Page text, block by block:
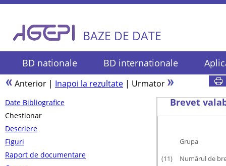
BAZE DE DATE
BD nationale BD internationale
Anterior | Inapoi la rezultate | Urmator
Date Bibliografice
Chestionar
Descriere
Figuri
Raport de documentare
Brevet
Grupa
(11)
Numărul de